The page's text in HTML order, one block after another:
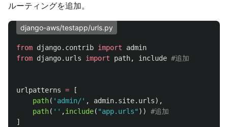
ルーティングを追加。
django-aws/testapp/urls.py
from django.contrib import
admin
from django.urls import path, include
urlpatterns =
[
path( ' admin/' , admin. site. urls),
path( '' ,include( "app.urls" ))
]